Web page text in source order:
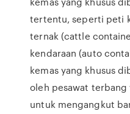
tertentu, seperti peti
ternak (cattle
kendaraan (auto
kemas yang khusus
oleh pesawat
untuk mengangkut